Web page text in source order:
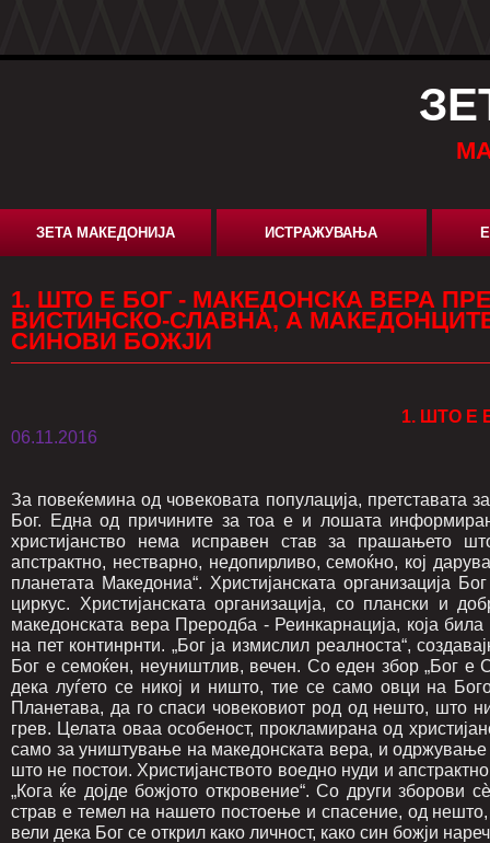
ЗЕТА МАКЕДОНИЈА ИСТРАЖУВАЊА
1. ШТО Е БОГ - МАКЕДОНСКА ВЕРА
ВИСТИНСКО-СЛАВНА, А
СИНОВИ БОЖЈИ
1. ШТО Е
06.11.2016
За повеќемина од човековата популација, претставата
Бог. Една од причините за тоа е и лошата
христијанство нема исправен став за прашањето
апстрактно, нестварно, недопирливо, семоќно, кој
планетата Македониа“. Христијанската организација
циркус. Христијанската организација, со плански и
македонската вера Преродба - Реинкарнација, која
на пет континрнти. „Бог ја измислил реалноста“,
Бог е семоќен, неуништлив, вечен. Со еден збор „Бог е
дека луѓето се никој и ништо, тие се само овци на
Планетава, да го спаси човековиот род од нешто, што
грев. Целата оваа особеност, прокламирана од
само за уништување на македонската вера, и одржување
што не постои. Христијанството воедно нуди и
„Кога ќе дојде божјото откровение“. Со други зборови
страв е темел на нашето постоење и спасение, од
вели дека Бог се открил како личност, како син божји